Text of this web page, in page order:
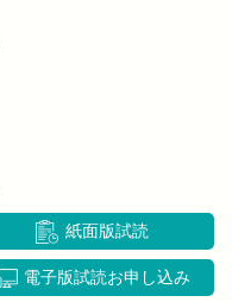
紙面版試読
電子版試読お申し込み